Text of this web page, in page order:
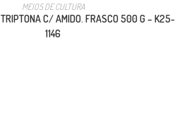
MEIOS DE CULTURA
TRIPTONA C/ AMIDO. FRASCO 500 G – K25-
1146